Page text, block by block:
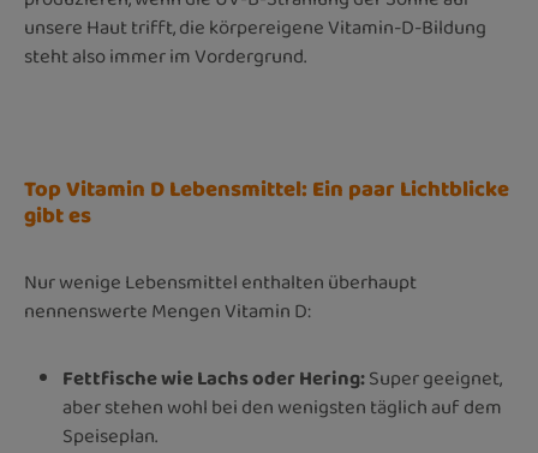
unsere Haut trifft, die körpereigene Vitamin-D-Bildung
steht also immer im Vordergrund.
Top Vitamin D Lebensmittel: Ein paar Lichtblicke
gibt es
Nur wenige Lebensmittel enthalten überhaupt
nennenswerte Mengen Vitamin D:
Fettfische wie Lachs oder Hering:Super geeignet,
aber stehen wohl bei den wenigsten täglich auf dem
Speiseplan.